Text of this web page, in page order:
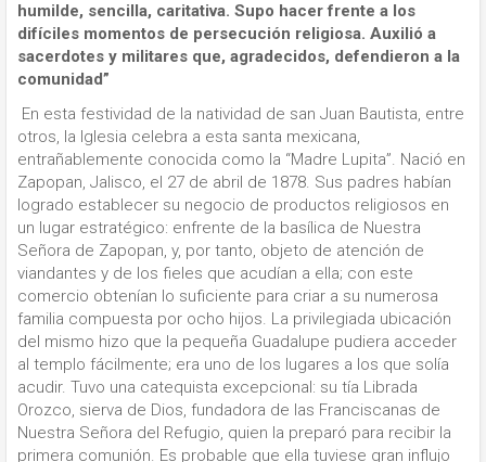
humilde, sencilla, caritativa. Supo hacer frente a los
difíciles momentos de persecución religiosa. Auxilió a
sacerdotes y militares que, agradecidos, defendieron a la
comunidad”
En esta festividad de la natividad de san Juan Bautista, entre
otros, la Iglesia celebra a esta santa mexicana,
entrañablemente conocida como la “Madre Lupita”. Nació en
Zapopan, Jalisco, el 27 de abril de 1878. Sus padres habían
logrado establecer su negocio de productos religiosos en
un lugar estratégico: enfrente de la basílica de Nuestra
Señora de Zapopan, y, por tanto, objeto de atención de
viandantes y de los fieles que acudían a ella; con este
comercio obtenían lo suficiente para criar a su numerosa
familia compuesta por ocho hijos. La privilegiada ubicación
del mismo hizo que la pequeña Guadalupe pudiera acceder
al templo fácilmente; era uno de los lugares a los que solía
acudir. Tuvo una catequista excepcional: su tía Librada
Orozco, sierva de Dios, fundadora de las Franciscanas de
Nuestra Señora del Refugio, quien la preparó para recibir la
primera comunión. Es probable que ella tuviese gran influjo